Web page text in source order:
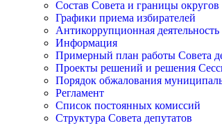
Состав Совета и границы округов
Графики приема избирателей
Антикоррупционная деятельность
Информация
Примерный план работы Совета
Проекты решений и решения
Порядок обжалования
Регламент
Список постоянных комиссий
Структура Совета депутатов